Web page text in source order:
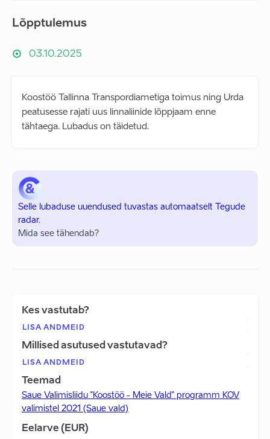
Lõpptulemus
03.10.2025
Koostöö Tallinna Transpordiametiga toimus ning Urda
peatusesse rajati uus linnaliinide lõppjaam enne
tähtaega. Lubadus on täidetud.
Selle lubaduse uuendused tuvastas automaatselt Tegude
radar.
Mida see tähendab?
Kes vastutab?
LISA ANDMEID
Millised asutused vastutavad?
LISA ANDMEID
Teemad
Saue Valimisliidu "Koostöö - Meie Vald" programm KOV
valimistel 2021 (Saue vald)
Eelarve (EUR)